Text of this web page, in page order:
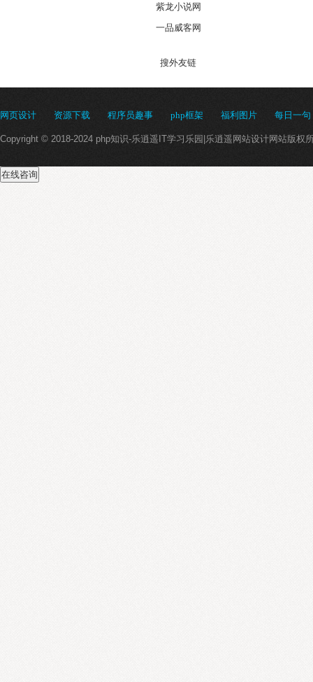
紫龙小说网
一品威客网
搜外友链
网页设计 资源下载 程序员趣事 php框架 福利图片 每日一句
Copyright © 2018-2024 php知识-乐逍遥IT学习乐园|乐逍遥网站设计网站版权